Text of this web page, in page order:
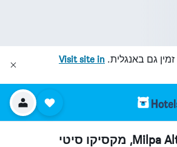
זמין גם באנגלית. Visit site in